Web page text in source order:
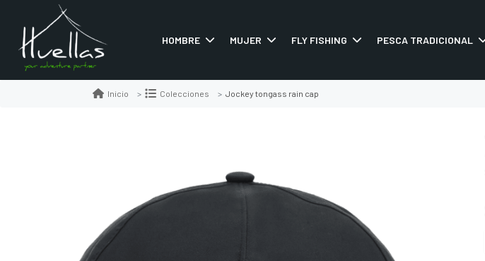
HOMBRE MUJER FLY FISHING PESCA TRADICIONAL
Inicio Colecciones Jockey tongass rain cap